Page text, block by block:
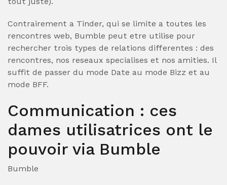
Contrairement a Tinder, qui se limite a toutes les
rencontres web, Bumble peut etre utilise pour
rechercher trois types de relations differentes : des
rencontres, nos reseaux specialises et nos amities. Il
suffit de passer du mode Date au mode Bizz et au
mode BFF.
Communication : ces
dames utilisatrices ont le
pouvoir via Bumble
Bumble